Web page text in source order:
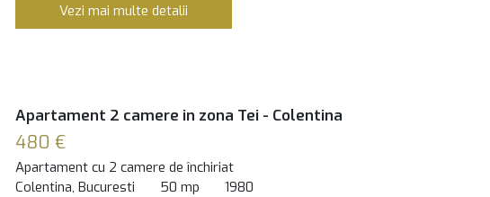
Vezi mai multe detalii
Apartament 2 camere in zona Tei - Colentina
480 €
Apartament cu 2 camere de închiriat
Colentina, Bucuresti
50 mp 1980